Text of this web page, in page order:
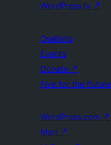
WordPress.tv ↗
Osallistu
Events
Donate ↗
Five for the Future
WordPress.com ↗
Matt ↗